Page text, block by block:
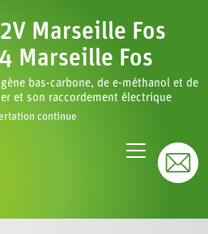
Marseille Fos
Marseille Fos
bas-carbone, de e-méthanol et de
et son raccordement électrique
continue